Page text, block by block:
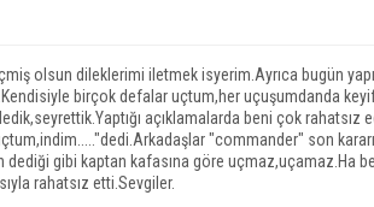
olsun dileklerimi iletmek isyerim.Ayrıca bugün
birçok defalar uçtum,her uçuşumdanda
açıklamalarda beni çok
"commander" son
dediği gibi kaptan kafasına göre uçmaz,uçamaz.Ha
rahatsız etti.Sevgiler.